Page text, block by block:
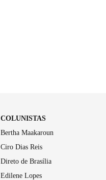
COLUNISTAS
Bertha Maakaroun
Ciro Dias Reis
Direto de Brasília
Edilene Lopes